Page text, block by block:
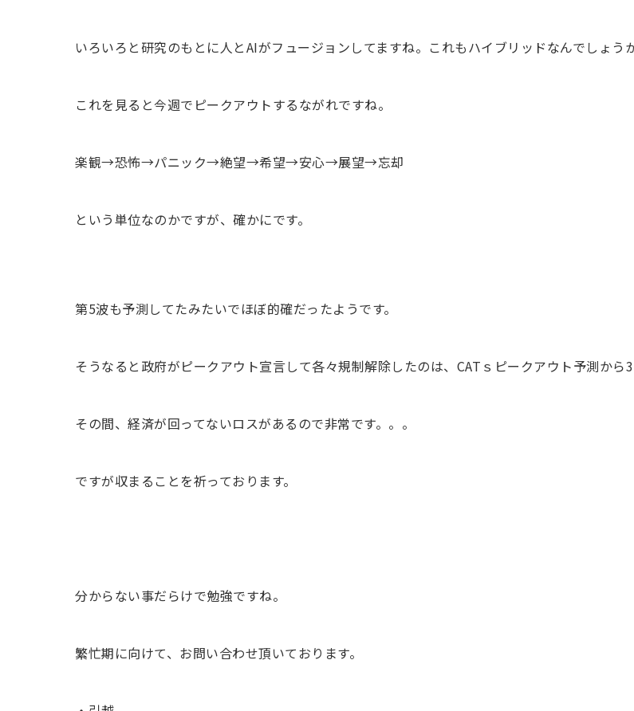
いろいろと研究のもとに人とAIがフュージョンしてますね。これもハイブリッドなんでしょう
これを見ると今週でピークアウトするながれですね。
楽観→恐怖→パニック→絶望→希望→安心→展望→忘却
という単位なのかですが、確かにです。
第5波も予測してたみたいでほぼ的確だったようです。
そうなると政府がピークアウト宣言して各々規制解除したのは、CATｓピークアウト予測から3
その間、経済が回ってないロスがあるので非常です。。。
ですが収まることを祈っております。
分からない事だらけで勉強ですね。
繁忙期に向けて、お問い合わせ頂いております。